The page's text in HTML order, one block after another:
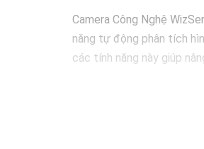
Camera Công Nghệ
năng tự động phân tích
các tính năng này giúp